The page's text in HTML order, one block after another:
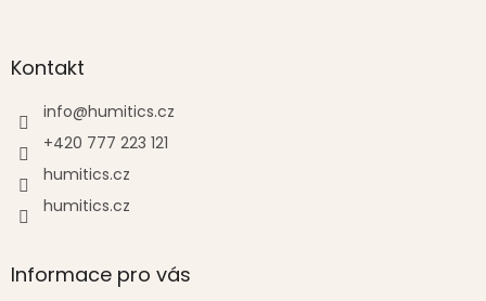
aKontakt
info@humitics.cz
+420 777 223 121
humitics.cz
humitics.cz
Informace pro vás